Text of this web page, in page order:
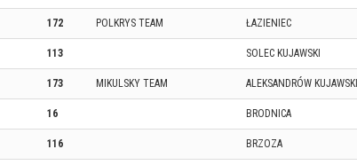
172 POLKRYS TEAM ŁAZIENIEC
113 SOLEC KUJAWSKI
173 MIKULSKY TEAM ALEKSANDRÓW KUJAWSKI
16 BRODNICA
116 BRZOZA